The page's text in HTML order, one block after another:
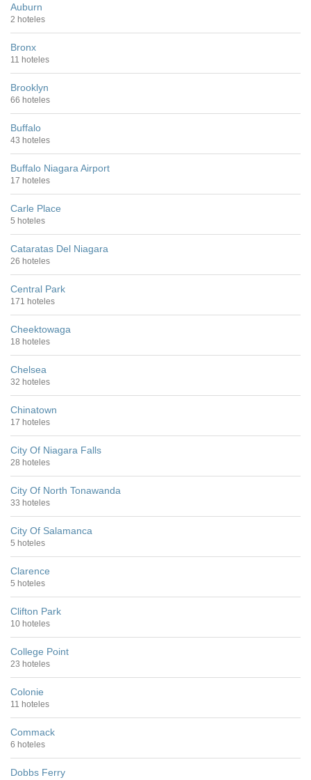
Auburn
2 hoteles
Bronx
11 hoteles
Brooklyn
66 hoteles
Buffalo
43 hoteles
Buffalo Niagara Airport
17 hoteles
Carle Place
5 hoteles
Cataratas Del Niagara
26 hoteles
Central Park
171 hoteles
Cheektowaga
18 hoteles
Chelsea
32 hoteles
Chinatown
17 hoteles
City Of Niagara Falls
28 hoteles
City Of North Tonawanda
33 hoteles
City Of Salamanca
5 hoteles
Clarence
5 hoteles
Clifton Park
10 hoteles
College Point
23 hoteles
Colonie
11 hoteles
Commack
6 hoteles
Dobbs Ferry